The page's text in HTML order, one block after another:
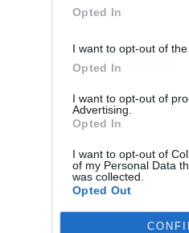
Opted In
I want to opt-out of
Opted In
I want to opt-out of
Advertising.
Opted In
I want to opt-out of
of my Personal Data
was collected.
Opted Out